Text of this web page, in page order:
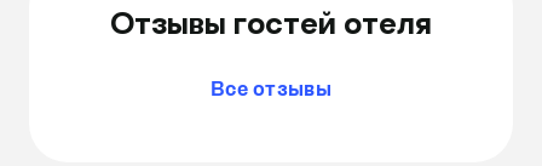
Отзывы гостей отеля
Все отзывы